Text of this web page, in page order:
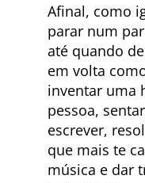
Afinal, como
parar num
até quando
em volta
inventar uma
pessoa,
escrever,
que mais te
música e dar